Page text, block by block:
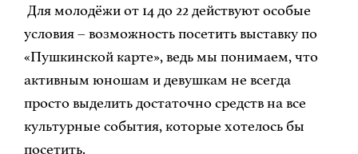
Для молодёжи от 14 до 22 действуют особые
условия – возможность посетить выставку по
«Пушкинской карте», ведь мы понимаем, что
активным юношам и девушкам не всегда
просто выделить достаточно средств на все
культурные события, которые хотелось бы
посетить.